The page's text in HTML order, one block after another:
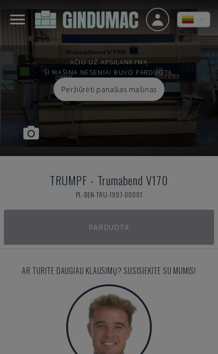
AČIŪ UŽ APSILANKYMĄ
ŠI MAŠINA NESENIAI BUVO PARDUOTA.
Peržiūrėti panašias mašinas
TRUMPF - Trumabend V170
PL-BEN-TRU-1997-00001
PARDUOTA
AR TURITE DAUGIAU KLAUSIMŲ? SUSISIEKITE SU MUMIS!